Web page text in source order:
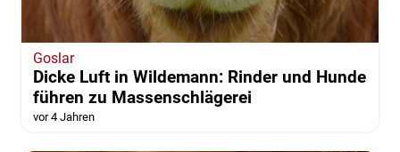
Goslar
Dicke Luft in Wildemann: Rinder und Hunde
führen zu Massenschlägerei
vor 4 Jahren